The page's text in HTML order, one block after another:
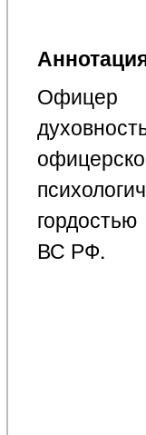
Офицер
ВС РФ.